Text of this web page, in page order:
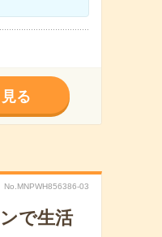
る
No.MNPWH856386-03
で生活